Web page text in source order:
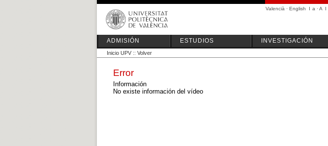
Valencià · English I a ·A I
ADMISIÓN ESTUDIOS INVESTIGACIÓN
Inicio UPV :: Volver
Error
Información
No existe información del vídeo